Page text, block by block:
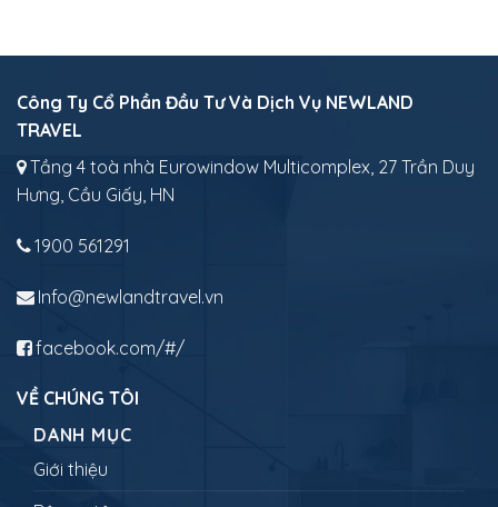
Công Ty Cổ Phần Đầu Tư Và Dịch Vụ NEWLAND
TRAVEL
Tầng 4 toà nhà Eurowindow Multicomplex, 27 Trần Duy
Hưng, Cầu Giấy, HN
1900 561291
Info@newlandtravel.vn
facebook.com/#/
VỀ CHÚNG TÔI
DANH MỤC
Giới thiệu